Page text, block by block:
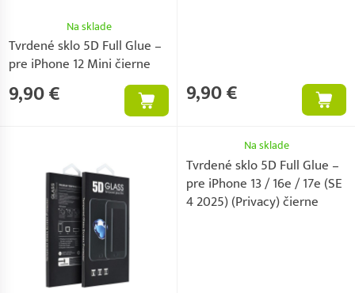
Na sklade
Tvrdené sklo 5D Full Glue –
pre iPhone 12 Mini čierne
9,90 € 9,90 €
Na sklade
Tvrdené sklo 5D Full Glue –
pre iPhone 13 / 16e / 17e (SE
4 2025) (Privacy) čierne